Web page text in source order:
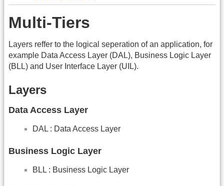
Multi-Tiers
Layers reffer to the logical seperation of an application, for
example Data Access Layer (DAL), Business Logic Layer
(BLL) and User Interface Layer (UIL).
Layers
Data Access Layer
DAL : Data Access Layer
Business Logic Layer
BLL : Business Logic Layer